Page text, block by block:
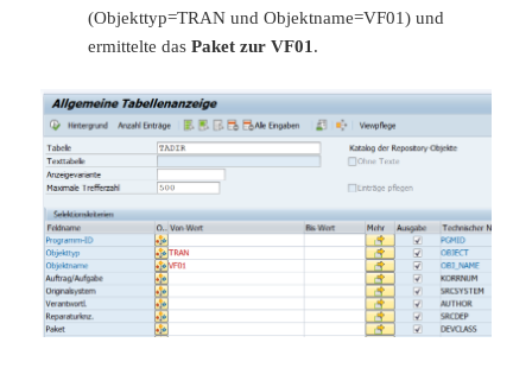
(Objekttyp=TRAN und Objektname=VF01) und
ermittelte dasPaket zur VF01 .